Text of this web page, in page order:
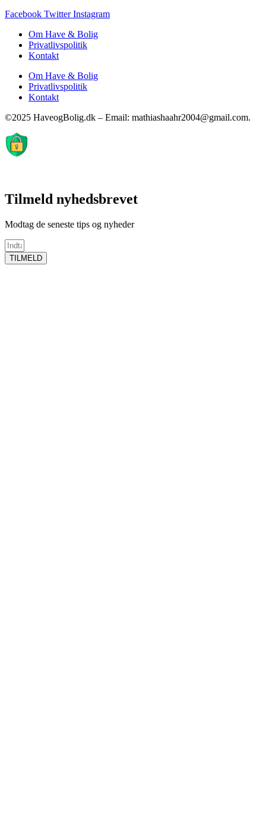
Facebook Twitter Instagram
Om Have & Bolig
Privatlivspolitik
Kontakt
Om Have & Bolig
Privatlivspolitik
Kontakt
©2025 HaveogBolig.dk – Email: mathiashaahr2004@gmail.com.
Tilmeld nyhedsbrevet
Modtag de seneste tips og nyheder
TILMELD